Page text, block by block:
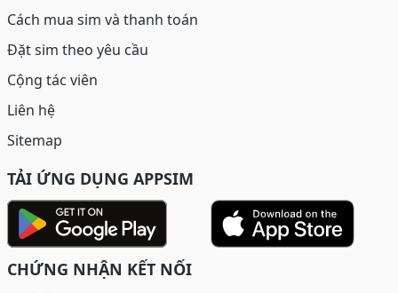
Cách mua sim và thanh toán
Đặt sim theo yêu cầu
Cộng tác viên
Liên hệ
Sitemap
TẢI ỨNG DỤNG APPSIM
CHỨNG NHẬN KẾT NỐI